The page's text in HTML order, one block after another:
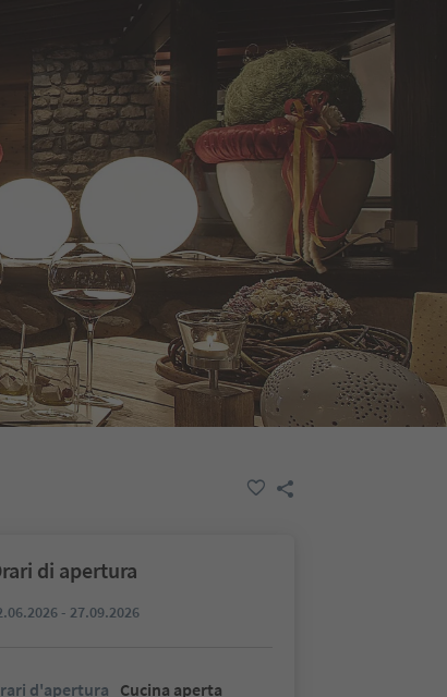
di apertura
- 27.09.2026
d'apertura Cucina aperta